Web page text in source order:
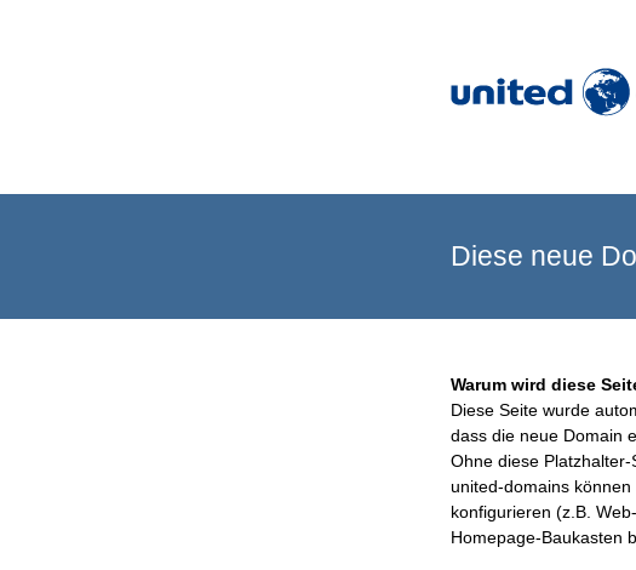
Diese neue
Warum wird diese
Diese Seite wurde
dass die neue Domain
Ohne diese
united-domains
konfigurieren (z.B.
Homepage-Baukasten